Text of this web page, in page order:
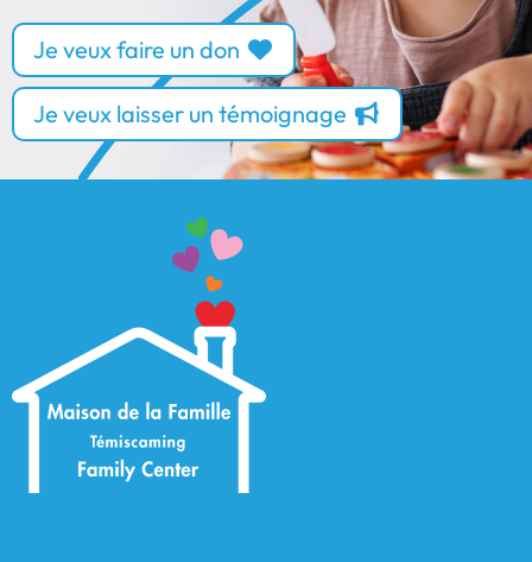
Je veux faire un don
Je veux laisser un témoignage